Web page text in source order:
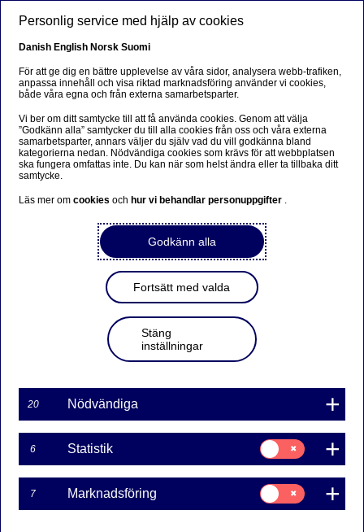
Beklager...
Siden findes desværre ikke på dansk
Bliv på siden|Fortsæt til en relateret side på dansk
Nordea Bank Abp:
Flaggningsanmälan i
enlighet med kapitel 9,
paragraf 10 i finska
värdepappersmarknadslagen
Flaggningsanmälan | 2021-03-05 08:30
Nordea Bank Abp
5 mars 2021, kl 9.30 EET
Personlig service med hjälp av cookies
Danish English Norsk Suomi
För att ge dig en bättre upplevelse av våra sidor, analysera webb-trafiken,
anpassa innehåll och visa riktad marknadsföring använder vi cookies,
både våra egna och från externa samarbetsparter.
Vi ber om ditt samtycke till att få använda cookies. Genom att välja
”Godkänn alla” samtycker du till alla cookies från oss och våra externa
samarbetsparter, annars väljer du själv vad du vill godkänna bland
kategorierna nedan. Nödvändiga cookies som krävs för att webbplatsen
ska fungera omfattas inte. Du kan när som helst ändra eller ta tillbaka ditt
samtycke.
Läs mer omcookiesoch hur vi behandlar personuppgifter .
Godkänn alla
Fortsätt med valda
Stäng
inställningar
20 Nödvändiga
6 Statistik
Samtycke
för:
Statistik
7 Marknadsföring
Samtycke
för:
Marknadsföring